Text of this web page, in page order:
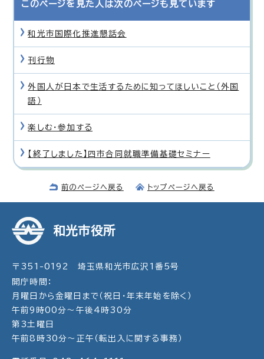
このページを見た人は次のページも見ています
和光市国際化推進懇話会
刊行物
外国人が日本で生活するために知ってほしいこと（外国
語）
楽しむ・参加する
【終了しました】四市合同就職準備基礎セミナー
前のページへ戻る トップページへ戻る
和光市役所
〒351-0192 埼玉県和光市広沢1番5号
開庁時間：
月曜日から金曜日まで（祝日・年末年始を除く）
午前9時00分～午後4時30分
第3土曜日
午前8時30分～正午（転出入に関する事務）